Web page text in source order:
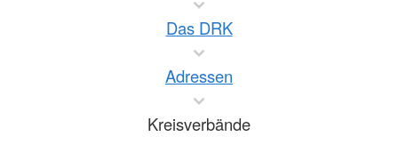
Das DRK
Adressen
Kreisverbände